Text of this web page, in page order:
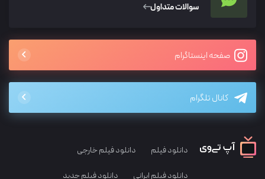
سوالات متداول
صفحه اینستاگرام
کانال تلگرام
دانلود فیلم دانلود فیلم خارجی
دانلود فیلم ایرانی دانلود فیلم جدید